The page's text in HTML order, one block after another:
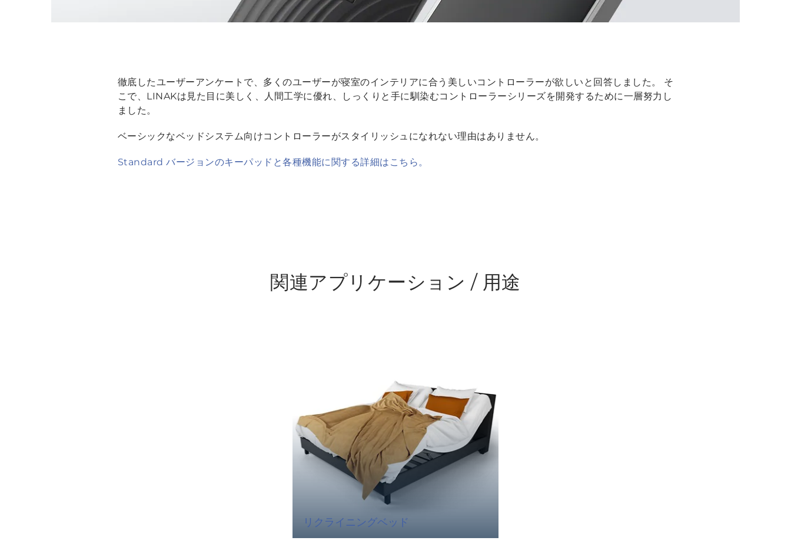
徹底したユーザーアンケートで、多くのユーザーが寝室のインテリアに合う美しいコントローラーが欲しいと回答しました。 そ
こで、LINAKは見た目に美しく、人間工学に優れ、しっくりと手に馴染むコントローラーシリーズを開発するために一層努力し
ました。
ベーシックなベッドシステム向けコントローラーがスタイリッシュになれない理由はありません。
Standard バージョンのキーパッドと各種機能に関する詳細はこちら。
関連アプリケーション / 用途
リクライニングベッド